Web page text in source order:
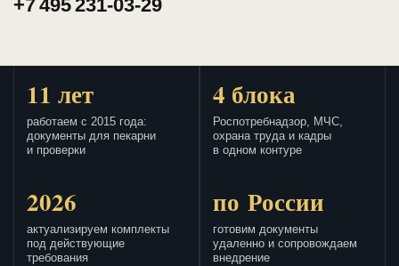
+7 495 231-03-29
11 лет
работаем с 2015 года:
документы для пекарни
и проверки
4 блока
Роспотребнадзор, МЧС,
охрана труда и кадры
в одном контуре
2026
актуализируем комплекты
под действующие
требования
по России
готовим документы
удаленно и сопровождаем
внедрение